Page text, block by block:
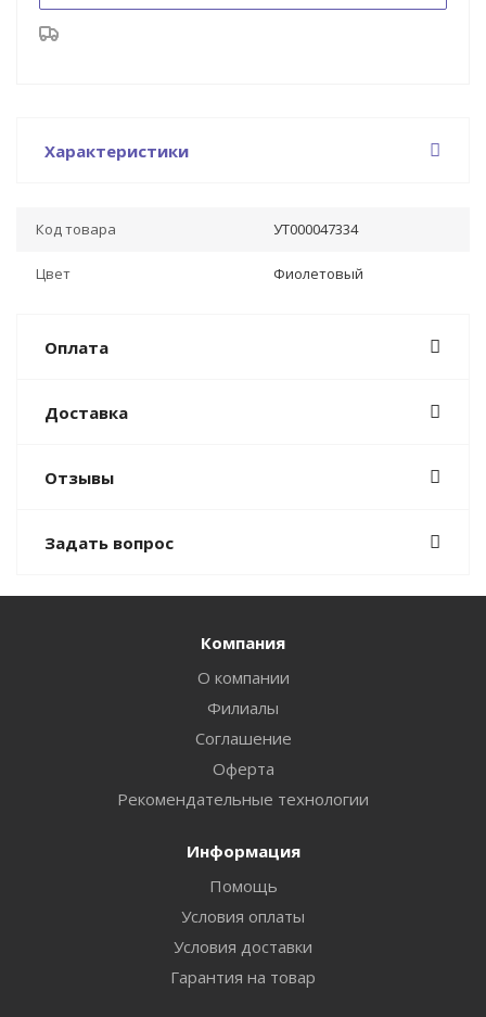
Характеристики
Код товара УТ000047334
Цвет Фиолетовый
Оплата
Доставка
Отзывы
Задать вопрос
Компания
О компании
Филиалы
Соглашение
Оферта
Рекомендательные технологии
Информация
Помощь
Условия оплаты
Условия доставки
Гарантия на товар